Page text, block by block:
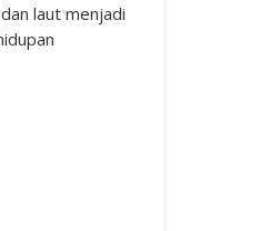
laut menjadi